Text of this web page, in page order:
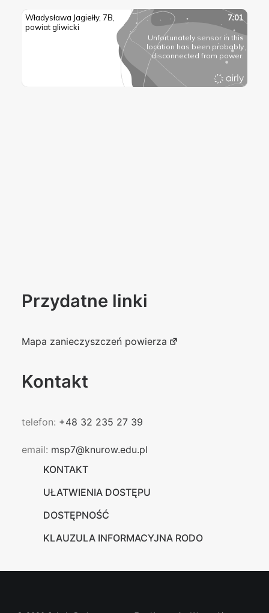
Przydatne linki
Mapa zanieczyszczeń powierza
Kontakt
telefon: +48 32 235 27 39
email: msp7@knurow.edu.pl
KONTAKT
UŁATWIENIA DOSTĘPU
DOSTĘPNOŚĆ
KLAUZULA INFORMACYJNA RODO